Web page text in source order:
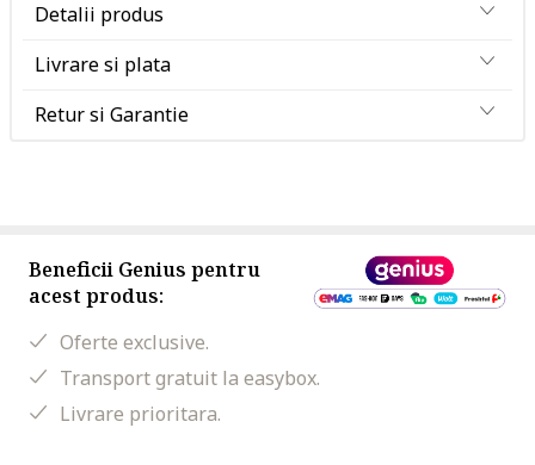
Detalii produs
Livrare si plata
Retur si Garantie
Beneficii Genius pentru
acest produs:
Oferte exclusive.
Transport gratuit la easybox.
Livrare prioritara.